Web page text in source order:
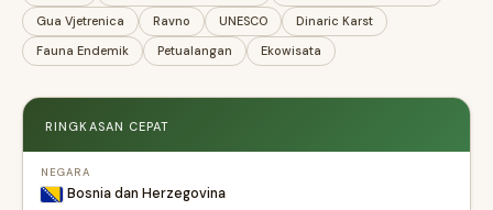
Gua Vjetrenica
Ravno UNESCO
Dinaric Karst
Fauna Endemik
Petualangan Ekowisata
RINGKASAN CEPAT
NEGARA
Bosnia dan Herzegovina